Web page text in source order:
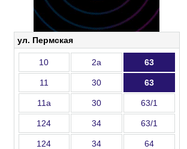
ул. Пермская
10 2а 63
11 30 63
11а 30 63/1
124 34 63/1
124 34 64